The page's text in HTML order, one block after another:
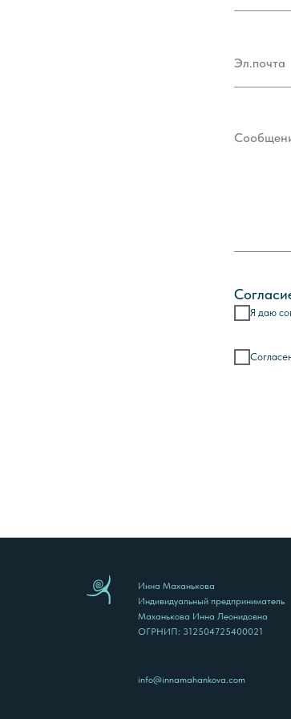
Я даю
Инна Маханькова
Индивидуальный предприниматель
Маханькова Инна Леонидовна
ОГРНИП: 312504725400021
info@innamahankova.com